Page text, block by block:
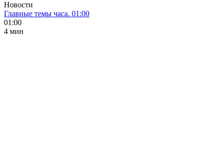
Новости
Главные темы часа. 01:00
01:00
4 мин